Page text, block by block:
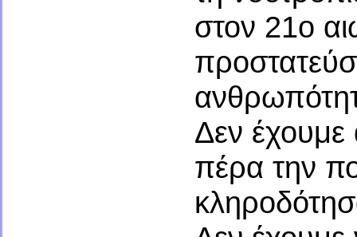
στον 21ο
Δεν έχουμε
πέρα την